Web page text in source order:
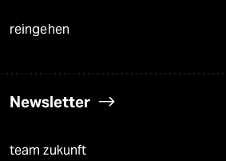
reingehen
Newsletter
team zukunft